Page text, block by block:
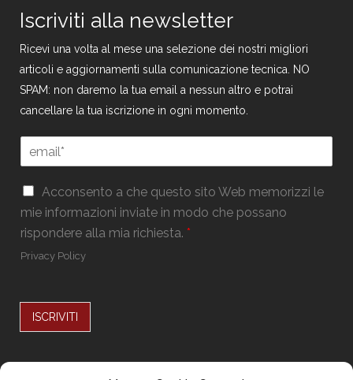
Iscriviti alla newsletter
Ricevi una volta al mese una selezione dei nostri migliori
articoli e aggiornamenti sulla comunicazione tecnica. NO
SPAM: non daremo la tua email a nessun altro e potrai
cancellare la tua iscrizione in ogni momento.
m
l
*
G
D
P
G
R
G
P
R
*
Acconsento a che questo sito Web memorizzi le
mie informazioni inviate in modo che possano
rispondere alla mia richiesta. *
Privacy Policy
ISCRIVITI